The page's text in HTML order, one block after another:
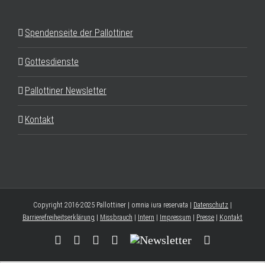
Spendenseite der Pallottiner
Gottesdienste
Pallottiner Newsletter
Kontakt
Copyright 2016-2025 Pallottiner | omnia iura reservata | Datenschutz |
Barrierefreiheitserklärung | Missbrauch | Intern | Impressum | Presse | Kontakt
FacebookYouTubeInstagram
Threads
Newsletter